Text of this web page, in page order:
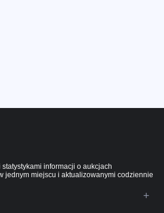
informacji o aukcjach
jednym miejscu i aktualizowanymi codziennie